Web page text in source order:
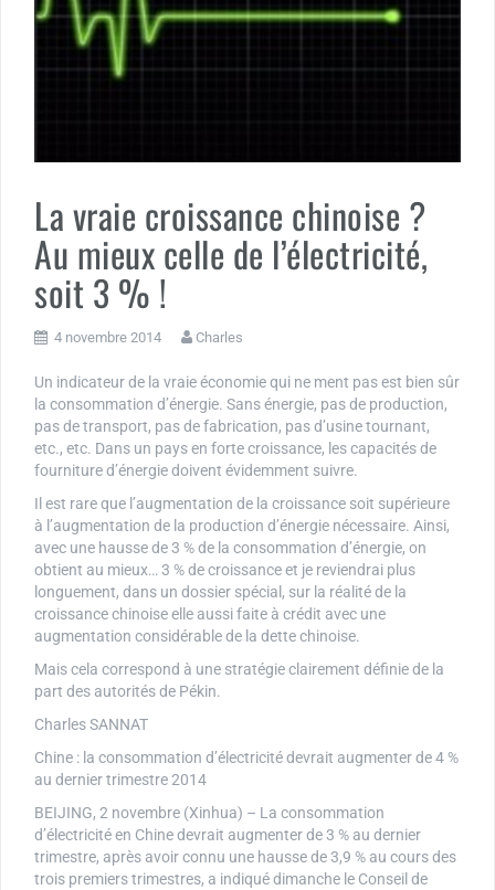
La vraie croissance chinoise ?
Au mieux celle de l’électricité,
soit 3 % !
4 novembre 2014 Charles
Un indicateur de la vraie économie qui ne ment pas est bien sûr
la consommation d’énergie. Sans énergie, pas de production,
pas de transport, pas de fabrication, pas d’usine tournant,
etc., etc. Dans un pays en forte croissance, les capacités de
fourniture d’énergie doivent évidemment suivre.
Il est rare que l’augmentation de la croissance soit supérieure
à l’augmentation de la production d’énergie nécessaire. Ainsi,
avec une hausse de 3 % de la consommation d’énergie, on
obtient au mieux… 3 % de croissance et je reviendrai plus
longuement, dans un dossier spécial, sur la réalité de la
croissance chinoise elle aussi faite à crédit avec une
augmentation considérable de la dette chinoise.
Mais cela correspond à une stratégie clairement définie de la
part des autorités de Pékin.
Charles SANNAT
Chine : la consommation d’électricité devrait augmenter de 4 %
au dernier trimestre 2014
BEIJING, 2 novembre (Xinhua) – La consommation
d’électricité en Chine devrait augmenter de 3 % au dernier
trimestre, après avoir connu une hausse de 3,9 % au cours des
trois premiers trimestres, a indiqué dimanche le Conseil de